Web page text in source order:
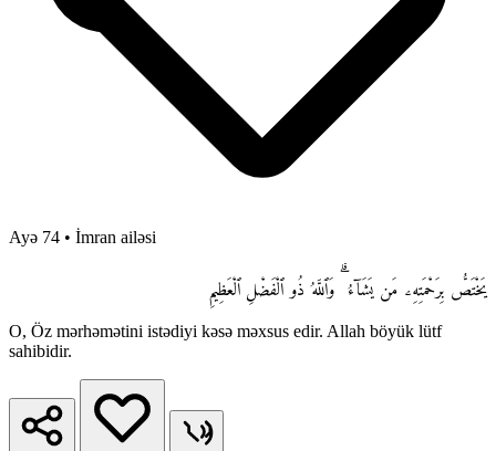
Ayə 74 • İmran ailəsi
يَخْتَصُّ بِرَحْمَتِهِۦ مَن يَشَآءُ ۗ وَٱللَّهُ ذُو ٱلْفَضْلِ ٱلْعَظِيمِ
O, Öz mərhəmətini istədiyi kəsə məxsus edir. Allah böyük lütf
sahibidir.